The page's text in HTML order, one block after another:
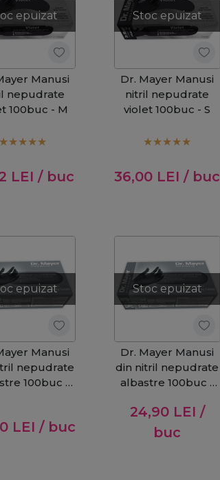
epuizat
Manusi
nepudrate
100buc - M
LEI / buc
Stoc epuizat
Dr. Mayer Manusi
nitril nepudrate
violet 100buc - S
36,00 LEI / buc
epuizat
Manusi
nepudrate
100buc -
LEI / buc
Stoc epuizat
Dr. Mayer Manusi
din nitril nepudrate
albastre 100buc -
24,90 LEI /
buc